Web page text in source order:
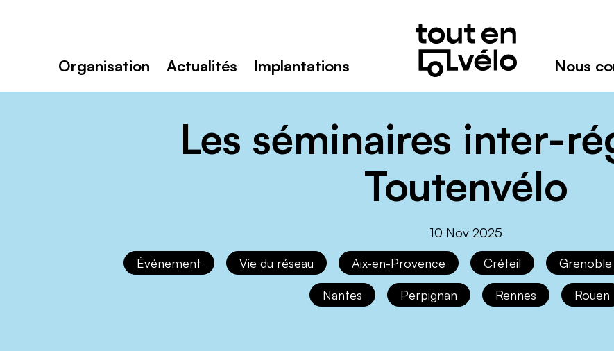
Toutenvélo
–
Coopératives
cyclologistique
coopératives
spécialistes
du
transport
à
cargo
Organisation Actualités Implantations Nous
Les séminaires inter-
Toutenvélo
10 Nov 2025
Événement
Vie du réseau Aix-en-Provence Créteil Grenoble
Nantes Perpignan Rennes Rouen